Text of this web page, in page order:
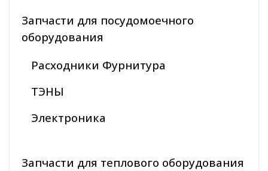
Запчасти для посудомоечного
оборудования
Расходники Фурнитура
ТЭНЫ
Электроника
Запчасти для теплового оборудования